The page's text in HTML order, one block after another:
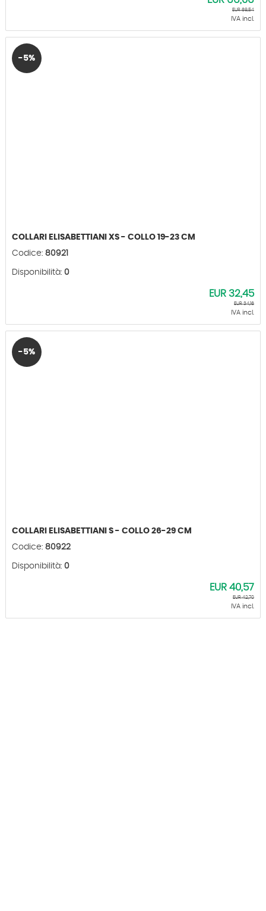
EUR69,54
IVA incl.
-5%
COLLARI ELISABETTIANI XS - COLLO 19-23 CM
Codice: 80921
Disponibilità: 0
EUR 32,45
EUR34,16
IVA incl.
-5%
COLLARI ELISABETTIANI S - COLLO 26-29 CM
Codice: 80922
Disponibilità: 0
EUR 40,57
EUR42,70
IVA incl.